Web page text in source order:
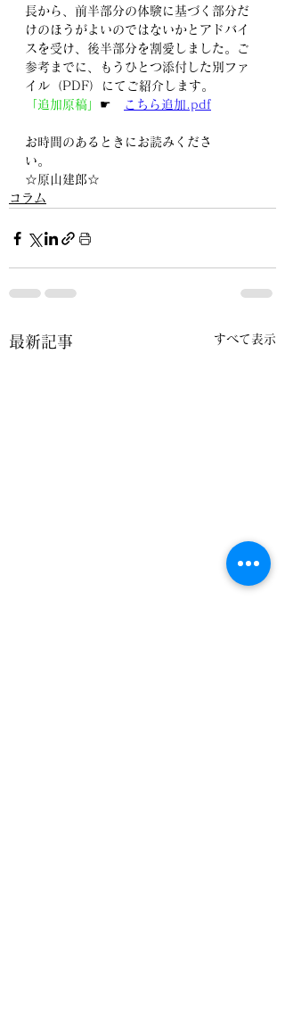
長から、前半部分の体験に基づく部分だ
けのほうがよいのではないかとアドバイ
スを受け、後半部分を割愛しました。ご
参考までに、もうひとつ添付した別ファ
イル（PDF）にてご紹介します。
「追加原稿」 ☛ こちら追加.pdf
お時間のあるときにお読みくださ
い。
☆原山建郎☆
コラム
最新記事 すべて表示